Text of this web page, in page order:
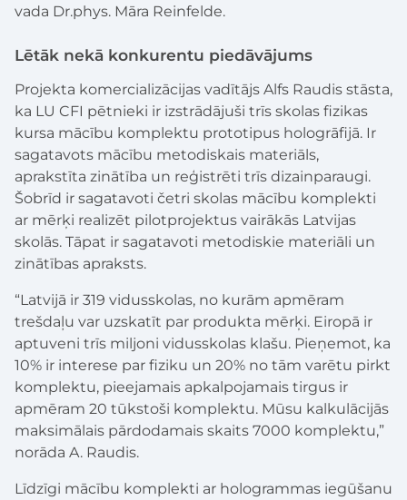
vada Dr.phys. Māra Reinfelde.
Lētāk nekā konkurentu piedāvājums
Projekta komercializācijas vadītājs Alfs Raudis stāsta,
ka LU CFI pētnieki ir izstrādājuši trīs skolas fizikas
kursa mācību komplektu prototipus hologrāfijā. Ir
sagatavots mācību metodiskais materiāls,
aprakstīta zinātība un reģistrēti trīs dizainparaugi.
Šobrīd ir sagatavoti četri skolas mācību komplekti
ar mērķi realizēt pilotprojektus vairākās Latvijas
skolās. Tāpat ir sagatavoti metodiskie materiāli un
zinātības apraksts.
“Latvijā ir 319 vidusskolas, no kurām apmēram
trešdaļu var uzskatīt par produkta mērķi. Eiropā ir
aptuveni trīs miljoni vidusskolas klašu. Pieņemot, ka
10% ir interese par fiziku un 20% no tām varētu pirkt
komplektu, pieejamais apkalpojamais tirgus ir
apmēram 20 tūkstoši komplektu. Mūsu kalkulācijās
maksimālais pārdodamais skaits 7000 komplektu,”
norāda A. Raudis.
Līdzīgi mācību komplekti ar hologrammas iegūšanu